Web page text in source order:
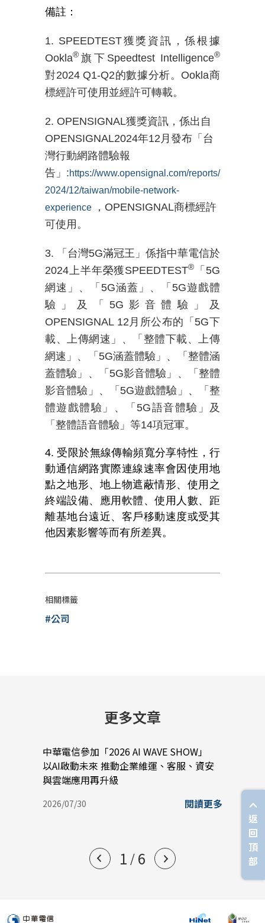
備註：
1. SPEEDTEST獲獎資訊，係根據
Ookla® 旗下Speedtest Intelligence®
對2024 Q1-Q2的數據分析。Ookla商
標經許可使用並經許可轉載。
2. OPENSIGNAL獲獎資訊，係出自
OPENSIGNAL2024年12月發布「台
灣行動網路體驗報
告」:https://www.opensignal.com/reports/
2024/12/taiwan/mobile-network-
experience
，OPENSIGNAL商標經許
可使用。
3. 「台灣5G滿冠王」係指中華電信於
2024上半年榮獲SPEEDTEST®
「5G
網速」、「5G涵蓋」、「5G遊戲體
驗」及「5G影音體驗」及
OPENSIGNAL 12月所公布的「5G下
載、上傳網速」、「整體下載、上傳
網速」、「5G涵蓋體驗」、「整體涵
蓋體驗」、
「5G影音體驗」、「整體
影音體驗」、「5G遊戲體驗」、「整
體遊戲體驗」、「5G語音體驗」及
「整體語音體驗」等14項冠軍。
4. 受限於無線傳輸頻寬分享特性，行
動通信網路實際連線速率會因使用地
點之地形、地上物遮蔽情形、使用之
終端設備、應用軟體、使用人數、距
離基地台遠近、客戶移動速度或受其
他因素影響等而有所差異。
相關標籤
#公司
更多文章
中華電信參加「2026 AI WAVE SHOW」
以AI啟動未來 推動企業維運、客服、資安
與雲端應用再升級
2026/07/30 閱讀更多
2026/
1 / 6
返
回
頂
部